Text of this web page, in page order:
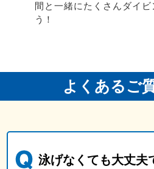
間と一緒にたくさんダイビ
う！
よくあるご
泳げなくても大丈夫